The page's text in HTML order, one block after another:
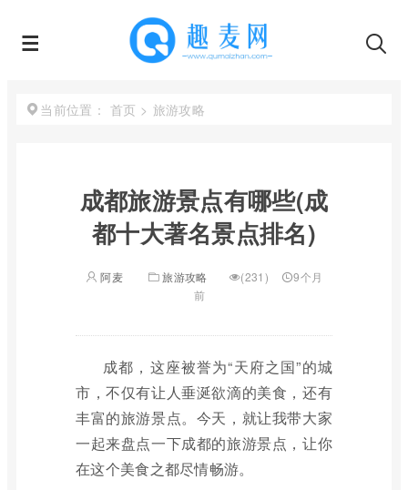
当前位置： 首页 > 旅游攻略
成都旅游景点有哪些(成
都十大著名景点排名)
阿麦 旅游攻略 (231)
9个月
前
成都，这座被誉为“天府之国”的城
市，不仅有让人垂涎欲滴的美食，还有
丰富的旅游景点。今天，就让我带大家
一起来盘点一下成都的旅游景点，让你
在这个美食之都尽情畅游。